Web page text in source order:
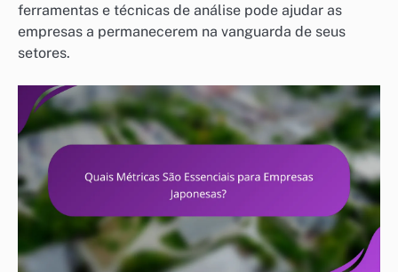
ferramentas e técnicas de análise pode ajudar as
empresas a permanecerem na vanguarda de seus
setores.